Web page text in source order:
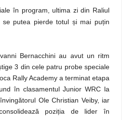
în program, ultima zi din Raliul
putea pierde totul și mai puțin
Bernacchini au avut un ritm
3 din cele patru probe speciale
Rally Academy a terminat etapa
în clasamentul Junior WRC la
Ole Christian Veiby, iar
poziția de lider în